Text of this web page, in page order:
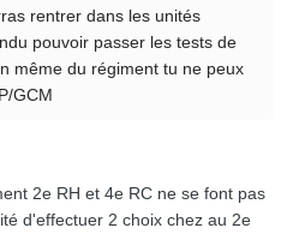
rentrer dans les unités
pouvoir passer les tests de
même du régiment tu ne peux
GCM
2e RH et 4e RC ne se font pas
d'effectuer 2 choix chez au 2e